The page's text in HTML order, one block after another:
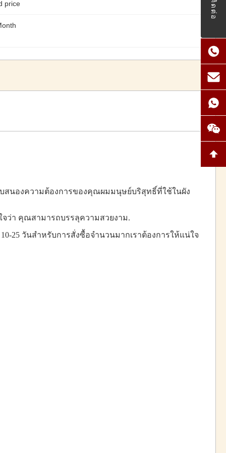
ติดต่อ
price
สนองความต้องการของคุณผมมนุษย์บริสุทธิ์ที่ใช้ในผัง
ว่า คุณสามารถบรรลุความสวยงาม.
25 วันสําหรับการสั่งซื้อจํานวนมากเราต้องการให้แน่ใจ